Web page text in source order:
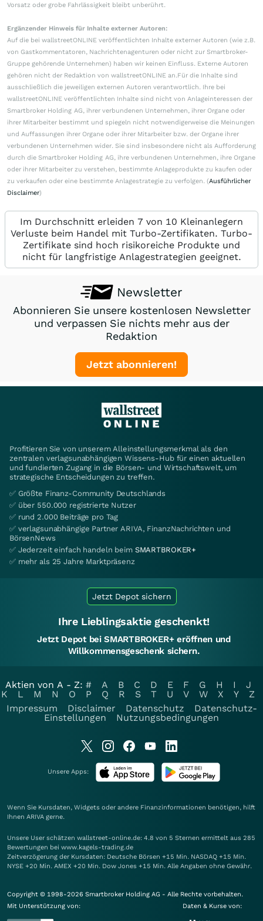
Vorsatz oder grobe Fahrlässigkeit bleibt unberührt.
Ergänzender Hinweis für Inhalte externer Autoren:
Auf die bei wallstreetONLINE veröffentlichten Inhalte externer Autoren (wie z.B.
von Gastkommentatoren, Nachrichtenagenturen oder nicht zur Smartbroker-
Gruppe gehörende Unternehmen) haben wir keinen Einfluss. Externe Autoren
gehören nicht der Redaktion von wallstreetONLINE an.Für die Inhalte sind
ausschließlich die jeweiligen externen Autoren verantwortlich. Ihre bei
wallstreetONLINE veröffentlichten Inhalte sind nicht von Anlageinteressen der
Smartbroker Holding AG, ihrer verbundenen Unternehmen, ihrer Organe oder
ihrer Mitarbeiter bestimmt und spiegeln nicht notwendigerweise die Meinungen
und Auffassungen ihrer Organe oder ihrer Mitarbeiter bzw. der Organe ihrer
verbundenen Unternehmen wider. Sie sind insbesondere nicht als Aufforderung
durch die Smartbroker Holding AG, ihre verbundenen Unternehmen, ihre Organe
oder ihrer Mitarbeiter zu verstehen, bestimmte Anlageprodukte zu kaufen oder
zu verkaufen oder eine bestimmte Anlagestrategie zu verfolgen. (Ausführlicher
Disclaimer)
Im Durchschnitt erleiden 7 von 10 Kleinanlegern
Verluste beim Handel mit Turbo-Zertifikaten. Turbo-
Zertifikate sind hoch risikoreiche Produkte und
nicht für langfristige Anlagestrategien geeignet.
Newsletter
Abonnieren Sie unsere kostenlosen Newsletter
und verpassen Sie nichts mehr aus der
Redaktion
Jetzt abonnieren!
Profitieren Sie von unserem Alleinstellungsmerkmal als den
zentralen verlagsunabhängigen Wissens-Hub für einen aktuellen
und fundierten Zugang in die Börsen- und Wirtschaftswelt, um
strategische Entscheidungen zu treffen.
✅ Größte Finanz-Community Deutschlands
✅ über 550.000 registrierte Nutzer
✅ rund 2.000 Beiträge pro Tag
✅ verlagsunabhängige Partner ARIVA, FinanzNachrichten und
BörsenNews
✅ Jederzeit einfach handeln beim SMARTBROKER+
✅ mehr als 25 Jahre Marktpräsenz
Jetzt Depot sichern
Ihre Lieblingsaktie geschenkt!
Jetzt Depot bei SMARTBROKER+ eröffnen und
Willkommensgeschenk sichern.
Aktien von A - Z: # A B C D E F G H I
J
K
L M N O P Q R S T U V W X Y
Z
Impressum
Disclaimer Datenschutz
Datenschutz-
Einstellungen
Nutzungsbedingungen
Unsere Apps:
Wenn Sie Kursdaten, Widgets oder andere Finanzinformationen benötigen, hilft
Ihnen ARIVA gerne.
Unsere User schätzen wallstreet-online.de: 4.8 von 5 Sternen ermittelt aus 285
Bewertungen bei www.kagels-trading.de
Zeitverzögerung der Kursdaten: Deutsche Börsen +15 Min. NASDAQ +15 Min.
NYSE +20 Min. AMEX +20 Min. Dow Jones +15 Min. Alle Angaben ohne Gewähr.
Copyright © 1998-2026 Smartbroker Holding AG - Alle Rechte vorbehalten.
Mit Unterstützung von:
Daten & Kurse von: